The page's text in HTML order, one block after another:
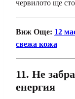
червилото ще
Виж Още: 12
свежа кожа
11. Не
енергия